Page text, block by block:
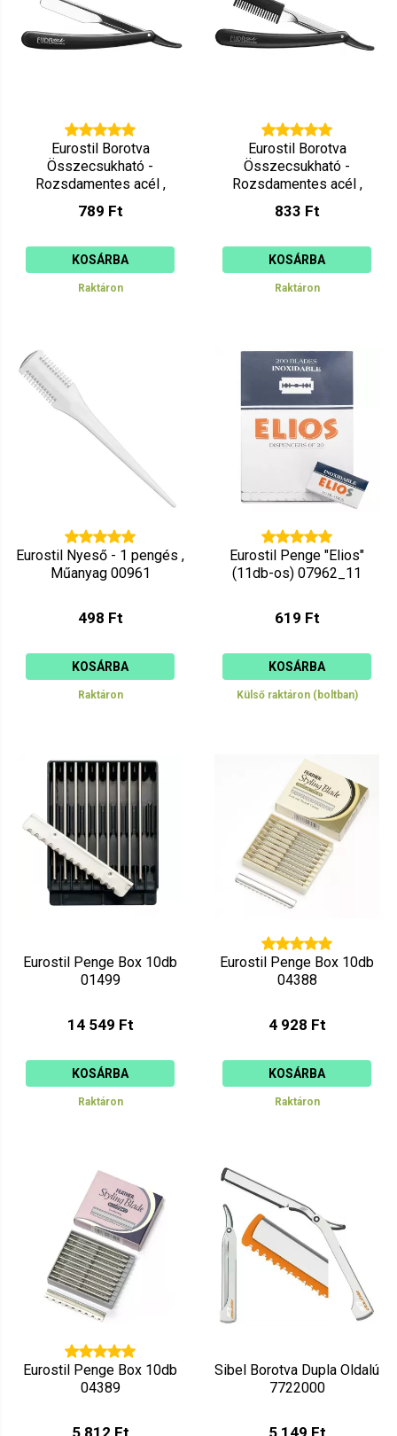
Eurostil Borotva
Összecsukható -
Rozsdamentes acél ,
789 Ft
KOSÁRBA
Raktáron
Eurostil Borotva
Összecsukható -
Rozsdamentes acél ,
833 Ft
KOSÁRBA
Raktáron
Eurostil Nyeső - 1 pengés ,
Műanyag 00961
498 Ft
KOSÁRBA
Raktáron
Eurostil Penge "Elios"
(11db-os) 07962_11
619 Ft
KOSÁRBA
Külső raktáron (boltban)
Eurostil Penge Box 10db
01499
14 549 Ft
KOSÁRBA
Raktáron
Eurostil Penge Box 10db
04388
4 928 Ft
KOSÁRBA
Raktáron
Eurostil Penge Box 10db
04389
5 812 Ft
Sibel Borotva Dupla Oldalú
7722000
5 149 Ft